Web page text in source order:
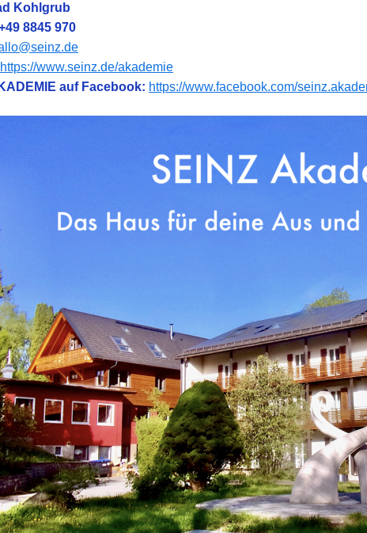
Kohlgrub
8845 970
https://www.seinz.de/akademie
auf Facebook: https://www.facebook.com/